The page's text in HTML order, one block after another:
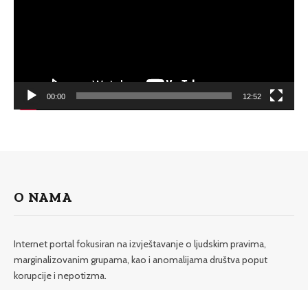
00:00 12:52
O NAMA
Internet portal fokusiran na izvještavanje o ljudskim pravima,
marginalizovanim grupama, kao i anomalijama društva poput
korupcije i nepotizma.